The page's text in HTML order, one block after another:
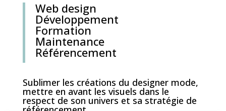
Web design
Développement
Formation
Maintenance
Référencement
Sublimer les créations du designer mode,
mettre en avant les visuels dans le
respect de son univers et sa stratégie de